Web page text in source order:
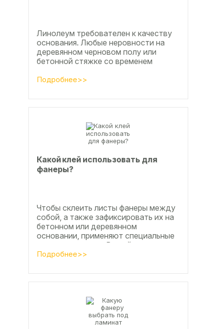
Линолеум требователен к качеству
основания. Любые неровности на
деревянном черновом полу или
бетонной стяжке со временем
Подробнее>>
Какой клей использовать для
фанеры?
Чтобы склеить листы фанеры между
собой, а также зафиксировать их на
бетонном или деревянном
основании, применяют специальные
клеевые составы. В этой статье
расскажем, какой клей...
Подробнее>>